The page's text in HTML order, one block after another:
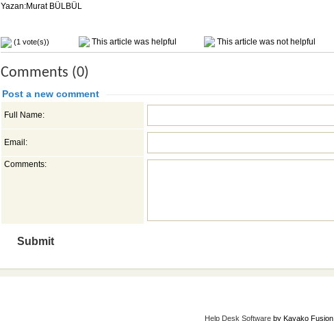
Yazan:Murat BÜLBÜL
(1 vote(s)) This article was helpful This article was not helpful
Comments (0)
Post a new comment
Full Name:
Email:
Comments:
Help Desk Software by Kayako Fusion